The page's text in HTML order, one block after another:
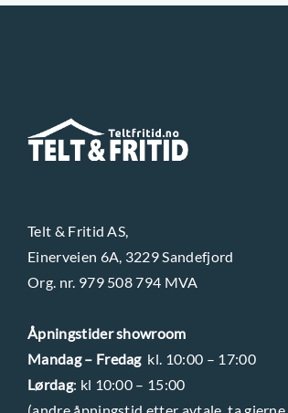
e
f
r
e
v
r
i
a
Telt & Fritid AS,
Einerveien 6A, 3229 Sandefjord
Org. nr. 979 508 794 MVA
Åpningstider showroom
Mandag – Fredagkl. 10:00 – 17:00
Lørdag: kl 10:00 – 15:00